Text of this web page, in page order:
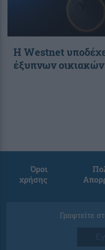
Η Westnet
έξυπνων
Όροι
χρήσης
Γραφτείτε